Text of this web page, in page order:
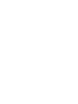
es de 0 estrellas de